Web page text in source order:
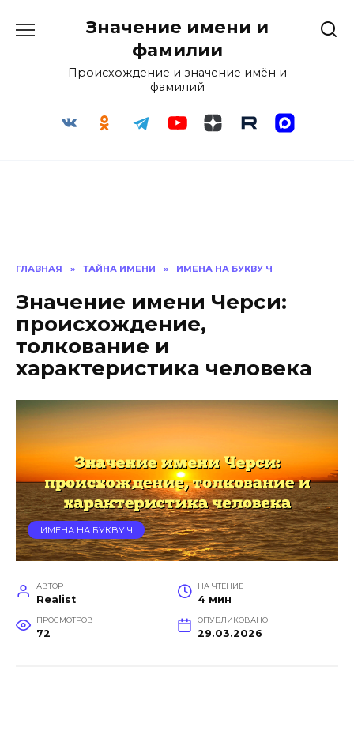
Значение имени и
фамилии
Происхождение и значение имён и
фамилий
ГЛАВНАЯ » ТАЙНА ИМЕНИ » ИМЕНА НА БУКВУ Ч
Значение имени Черси:
происхождение,
толкование и
характеристика человека
ИМЕНА НА БУКВУ Ч
АВТОР
Realist
НА ЧТЕНИЕ
4 мин
ПРОСМОТРОВ
72
ОПУБЛИКОВАНО
29.03.2026